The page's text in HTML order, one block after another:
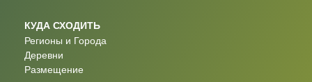
КУДА СХОДИТЬ
Регионы и Города
Деревни
Размещение